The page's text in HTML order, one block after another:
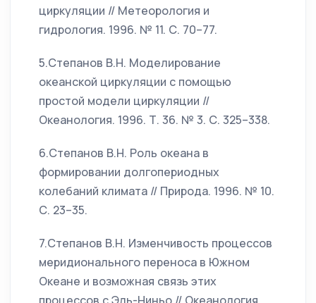
циркуляции // Метеорология и
гидрология. 1996. № 11. С. 70–77.
5.Степанов В.Н. Моделирование
океанской циркуляции с помощью
простой модели циркуляции //
Океанология. 1996. Т. 36. № 3. С. 325–338.
6.Степанов В.Н. Роль океана в
формировании долгопериодных
колебаний климата // Природа. 1996. № 10.
С. 23–35.
7.Степанов В.Н. Изменчивость процессов
меридионального переноса в Южном
Океане и возможная связь этих